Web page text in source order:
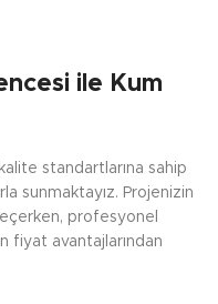
ile Kum
standartlarına sahip
sunmaktayız. Projenizin
profesyonel
fiyat avantajlarından